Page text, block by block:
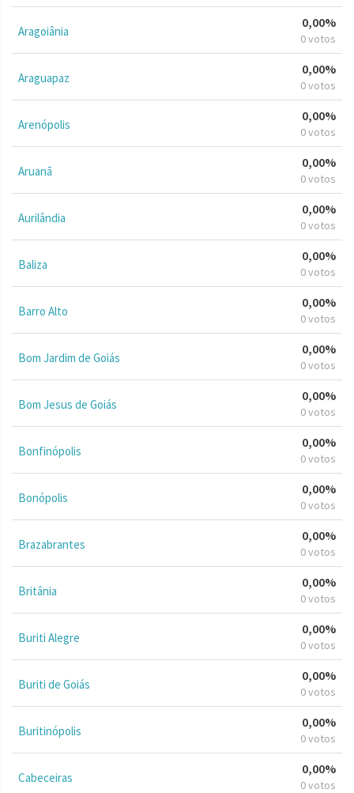
Aragoiânia
0,00%
0 votos
Araguapaz
0,00%
0 votos
Arenópolis
0,00%
0 votos
Aruanã
0,00%
0 votos
Aurilândia
0,00%
0 votos
Baliza
0,00%
0 votos
Barro Alto
0,00%
0 votos
Bom Jardim de Goiás
0,00%
0 votos
Bom Jesus de Goiás
0,00%
0 votos
Bonfinópolis
0,00%
0 votos
Bonópolis
0,00%
0 votos
Brazabrantes
0,00%
0 votos
Britânia
0,00%
0 votos
Buriti Alegre
0,00%
0 votos
Buriti de Goiás
0,00%
0 votos
Buritinópolis
0,00%
0 votos
Cabeceiras
0,00%
0 votos